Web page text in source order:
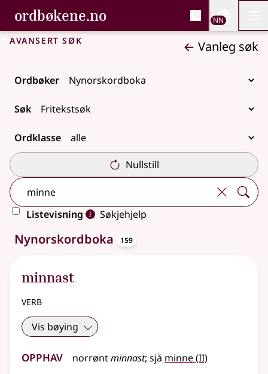
Gå til hovudinnhald
Tilgjenge
ordbøkene.no, Bokmålsordboka og
Bokmålsordboka og Nynorskordboka
NN
Avansert søk Vanleg søk
Ordbøker
Søk
Ordklasse
Nullstill
Listevisning
Søkjehjelp
159 treff
Nynorskordboka 159
minnast
verb
Vis bøying
Opphav norrøntminnast; sjå minne(2
II)